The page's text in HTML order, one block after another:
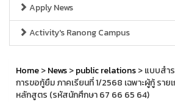
Apply News
Activity's Ranong Campus
Home>News>public relations> แบบสำ
การขอกู้ยืม ภาคเรียนที่ 1/2568 เฉพาะผู้กู้ ราย
หลักสูตร (รหัสนักศึกษา 67 66 65 64)